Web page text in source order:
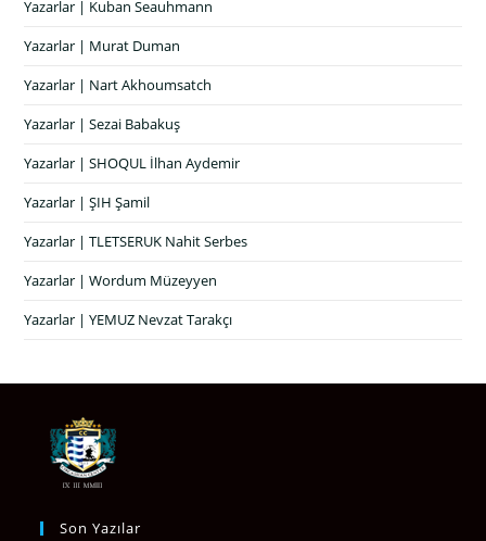
Yazarlar | Kuban Seauhmann
Yazarlar | Murat Duman
Yazarlar | Nart Akhoumsatch
Yazarlar | Sezai Babakuş
Yazarlar | SHOQUL İlhan Aydemir
Yazarlar | ŞIH Şamil
Yazarlar | TLETSERUK Nahit Serbes
Yazarlar | Wordum Müzeyyen
Yazarlar | YEMUZ Nevzat Tarakçı
Son Yazılar